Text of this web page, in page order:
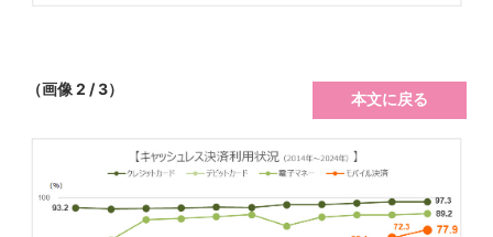
（画像 2 / 3）
本文に戻る